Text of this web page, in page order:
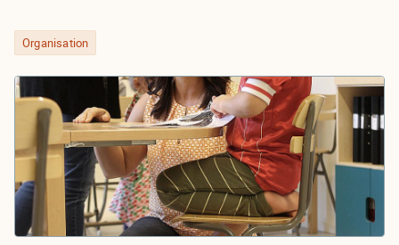
Organisation